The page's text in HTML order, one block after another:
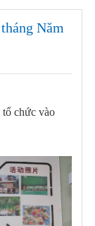
Năm
tổ chức vào